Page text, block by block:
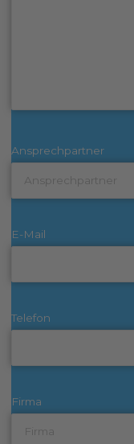
Ansprechpartner
E-Mail
Telefon
Firma